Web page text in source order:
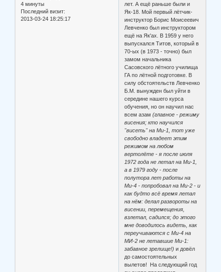
4 минуты
Последний визит:
2013-03-24 18:25:17
лет. А ещё раньше были и
Як-18. Мой первый лётчик-
инструктор Борис Моисеевич
Левченко был инструктором
ещё на Як'ах. В 1959 у него
выпускался Титов, который в
70-ых (в 1973 - точно) был
замом начальника
Сасовского лётного училища
ГА по лётной подготовке. В
силу обстоятельств Левченко
Б.М. вынужден был уйти в
середине нашего курса
обучения, но он научил нас
всем азам(главное - режиму
висения; кто научился
"висеть" на Ми-1, тот уже
свободно владеет этим
режимом на любом
вертолёте - я после июля
1972 года не летал на Ми-1,
а в 1979 году - после
полутора лет работы на
Ми-4 - попробовал на Ми-2 - и
как будто всё время летал
на нём: делал развороты на
висении, перемещения,
взлетал, садился; до этого
мне доводилось видеть, как
переучиваются с Ми-4 на
МИ-2 не летавшие Ми-1:
забавное зрелище!) и довёл
до самостоятельных
вылетов! На следующий год